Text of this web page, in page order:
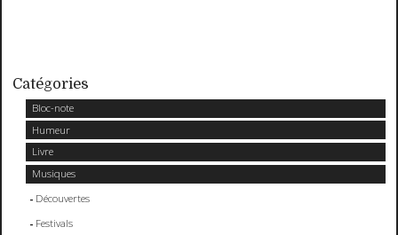
Catégories
Bloc-note
Humeur
Livre
Musiques
Découvertes
Festivals